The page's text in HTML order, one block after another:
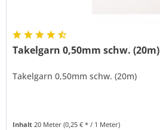
Takelgarn 0,50mm schw. (20m)
Takelgarn 0,50mm schw. (20m)
Inhalt20 Meter(0,25 € * / 1 Meter)